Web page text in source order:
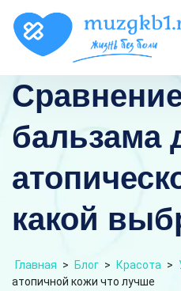
бальзама
какой
Главная > Блог > Красота >
атопичной кожи что лучше